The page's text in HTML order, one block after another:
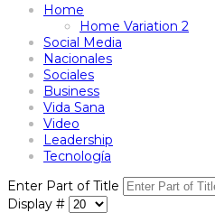
Home
Home Variation 2
Social Media
Nacionales
Sociales
Business
Vida Sana
Video
Leadership
Tecnología
Enter Part of Title
Display #